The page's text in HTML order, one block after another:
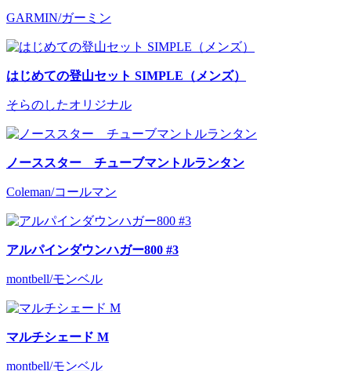
GARMIN/ガーミン
はじめての登山セット SIMPLE（メンズ）
そらのしたオリジナル
ノーススター チューブマントルランタン
Coleman/コールマン
アルパインダウンハガー800 #3
montbell/モンベル
マルチシェード M
montbell/モンベル